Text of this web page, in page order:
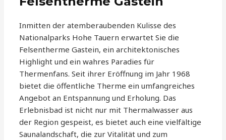
Inmitten der atemberaubenden Kulisse des
Nationalparks Hohe Tauern erwartet Sie die
Felsentherme Gastein, ein architektonisches
Highlight und ein wahres Paradies für
Thermenfans. Seit ihrer Eröffnung im Jahr 1968
bietet die öffentliche Therme ein umfangreiches
Angebot an Entspannung und Erholung. Das
Erlebnisbad ist nicht nur mit Thermalwasser aus
der Region gespeist, es bietet auch eine vielfältige
Saunalandschaft, die zur Vitalität und zum